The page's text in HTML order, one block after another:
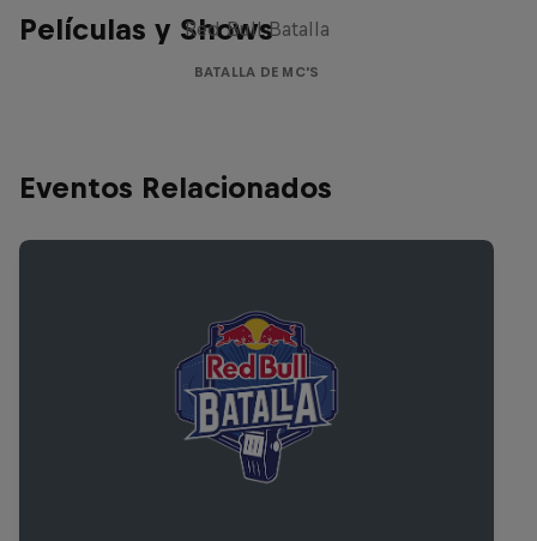
Películas y Shows
Red Bull Batalla
BATALLA DE MC'S
Eventos Relacionados